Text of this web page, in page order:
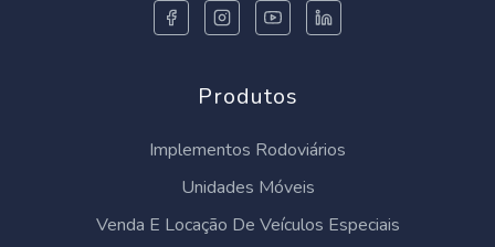
Produtos
Implementos Rodoviários
Unidades Móveis
Venda E Locação De Veículos Especiais